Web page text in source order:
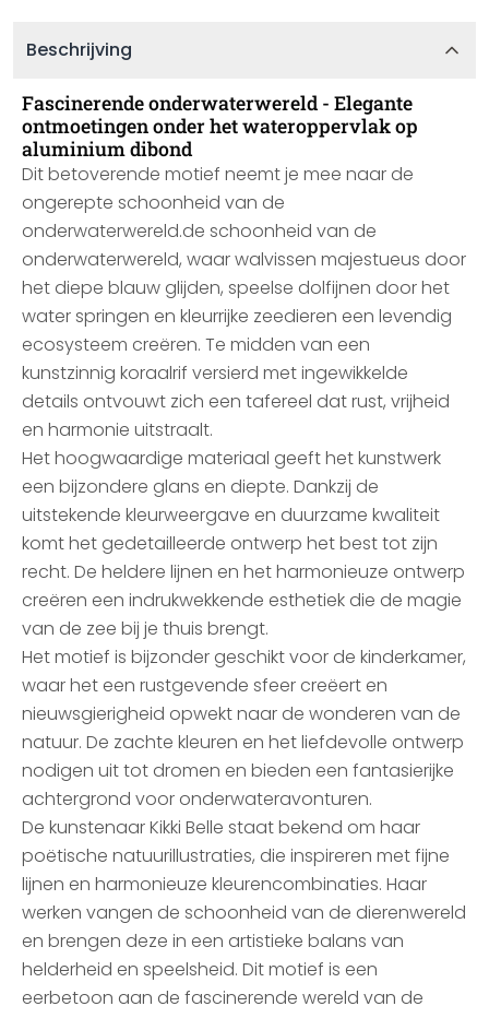
Beschrijving
Fascinerende onderwaterwereld - Elegante
ontmoetingen onder het wateroppervlak op
aluminium dibond
Dit betoverende motief neemt je mee naar de
ongerepte schoonheid van de
onderwaterwereld.de schoonheid van de
onderwaterwereld, waar walvissen majestueus door
het diepe blauw glijden, speelse dolfijnen door het
water springen en kleurrijke zeedieren een levendig
ecosysteem creëren. Te midden van een
kunstzinnig koraalrif versierd met ingewikkelde
details ontvouwt zich een tafereel dat rust, vrijheid
en harmonie uitstraalt.
Het hoogwaardige materiaal geeft het kunstwerk
een bijzondere glans en diepte. Dankzij de
uitstekende kleurweergave en duurzame kwaliteit
komt het gedetailleerde ontwerp het best tot zijn
recht. De heldere lijnen en het harmonieuze ontwerp
creëren een indrukwekkende esthetiek die de magie
van de zee bij je thuis brengt.
Het motief is bijzonder geschikt voor de kinderkamer,
waar het een rustgevende sfeer creëert en
nieuwsgierigheid opwekt naar de wonderen van de
natuur. De zachte kleuren en het liefdevolle ontwerp
nodigen uit tot dromen en bieden een fantasierijke
achtergrond voor onderwateravonturen.
De kunstenaar Kikki Belle staat bekend om haar
poëtische natuurillustraties, die inspireren met fijne
lijnen en harmonieuze kleurencombinaties. Haar
werken vangen de schoonheid van de dierenwereld
en brengen deze in een artistieke balans van
helderheid en speelsheid. Dit motief is een
eerbetoon aan de fascinerende wereld van de